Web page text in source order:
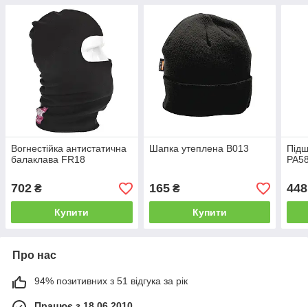
Вогнестійка антистатична
балаклава FR18
702 ₴
Купити
Шапка утеплена B013
165₴
Купити
448
Про нас
94% позитивних з 51 відгука за рік